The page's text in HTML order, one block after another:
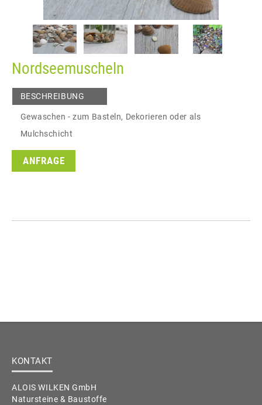
Nordseemuscheln
BESCHREIBUNG
Gewaschen - zum Basteln, Dekorieren oder als
Mulchschicht
ANFRAGE
KONTAKT
ALOIS WILKEN GmbH
Natursteine & Baustoffe